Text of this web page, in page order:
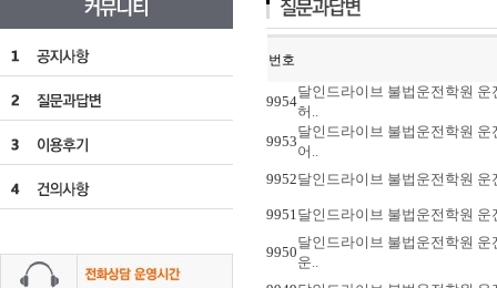
번호
9954
달인드라이브 불법운전학원
허..
9953
달인드라이브 불법운전학원
어..
9952달인드라이브 불법운전학원
9951달인드라이브 불법운전학원
9950
달인드라이브 불법운전학원
운..